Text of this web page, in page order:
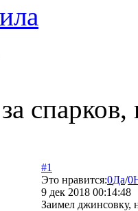
#1
Это нравится:0Да/0
9 дек 2018 00:14:48
Заимел джинсовку,